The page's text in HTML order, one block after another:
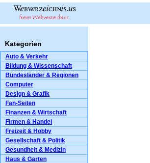
Kategorien
Auto & Verkehr
Bildung & Wissenschaft
Bundesländer & Regionen
Computer
Design & Grafik
Fan-Seiten
Finanzen & Wirtschaft
Firmen & Handel
Freizeit & Hobby
Gesellschaft & Politik
Gesundheit & Medizin
Haus & Garten